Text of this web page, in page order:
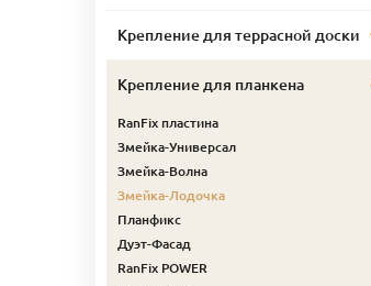
Крепление для террасной доски
Крепление для планкена
RanFix пластина
Змейка-Универсал
Змейка-Волна
Змейка-Лодочка
Планфикс
Дуэт-Фасад
RanFix POWER